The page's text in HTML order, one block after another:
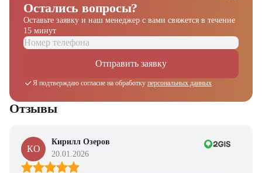
Остались вопросы?
Оставьте заявку и наш менеджер с вами свяжется в течение
15 минут
Отправить заявку
Я подтверждаю согласие на обработку персональных данных
Отзывы
КО
Кирилл Озеров
20.01.2026